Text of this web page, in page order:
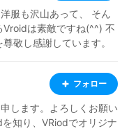
hairstyles, and any
(っ＾▿＾) ヘア
感想やアドバイスなど、
Currently, I mainly creat
and other extras a
✰✰✰ 現在
ます。「Overall Hair」
サイドヘア・アホ毛・そ
服も沢山あって、 そん
Vroidは素敵ですね(^^) 不
敬し感謝しています。
ます。 重ねてクリエイタ
Mobaile産の子が大好
VRoid Studioで追加さ
ま着れないのが辛いと
フォロー
します。よろしくお願い
知り、VRiodでオリジナ